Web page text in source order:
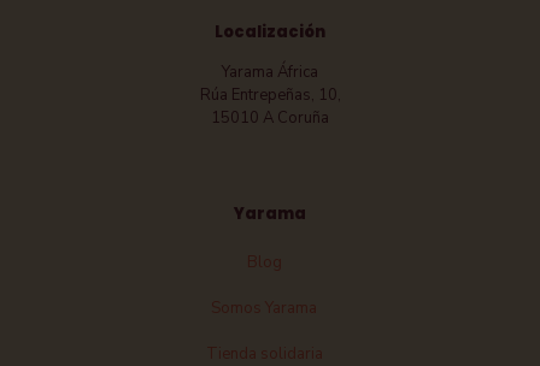
Localización
Yarama África
Rúa Entrepeñas, 10,
15010 A Coruña
Yarama